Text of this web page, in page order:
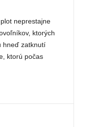
neprestajne
ktorých
hneď zatknutí
ktorú počas